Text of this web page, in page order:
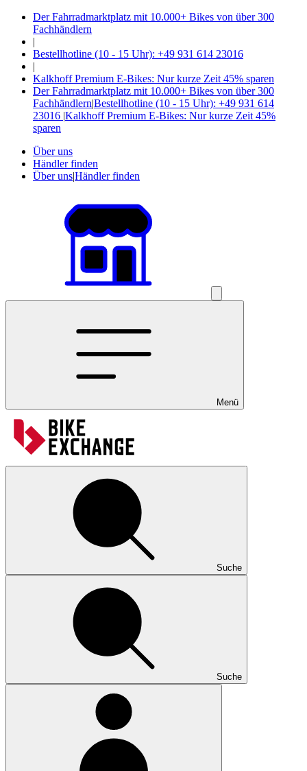
Der Fahrradmarktplatz mit 10.000+ Bikes von über 300
Fachhändlern
|
Bestellhotline (10 - 15 Uhr): +49 931 614 23016
|
Kalkhoff Premium E-Bikes: Nur kurze Zeit 45% sparen
Der Fahrradmarktplatz mit 10.000+ Bikes von über 300
Fachhändlern|Bestellhotline (10 - 15 Uhr): +49 931 614
23016 |Kalkhoff Premium E-Bikes: Nur kurze Zeit 45%
sparen
Über uns
Händler finden
Über uns|Händler finden
Menü
Suche
Suche